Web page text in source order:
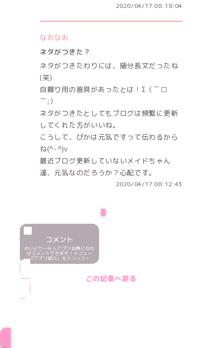
2020/04/17 08:18:04
なおなお
ネタがつきた？
ネタがつきたわりには、随分長文だったね
(笑)
自撮り用の器具があったとは！Σ（￣□
￣;）
ネタがつきたとしてもブログは頻繁に更新
してくれた方がいいね。
こうして、ぴかは元気ですって伝わるから
ね(^-^)v
最近ブログ更新していないメイドちゃん
達、元気なのだろうか？心配です。
2020/04/17 08:12:43
NEXT
コメント
めいどりーみんアプリ会員になれ
ばコメントできます！メニュー
「アプリ紹介」をクリック！
この記事へ戻る